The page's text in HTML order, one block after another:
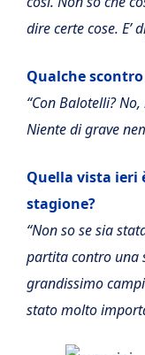
dire certe cose. E’
Qualche
“Con Balotelli?
Niente di grave
Quella vista ieri
stagione?
“Non so se sia
partita contro una
grandissimo
stato molto